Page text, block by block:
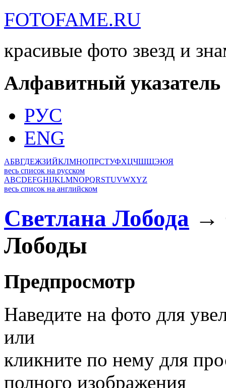
FOTOFAME.RU
красивые фото звезд и
Алфавитный указатель
РУС
ENG
АБВГДЕЖЗИЙКЛМНОПРСТУФХЦЧШЩЭЮЯ
весь список на русском
ABCDEFGHIJKLMNOPQRSTUVWXYZ
весь список на английском
Светлана Лобода →
Лободы
Предпросмотр
Наведите на фото для
или
кликните по нему для
полного изображения